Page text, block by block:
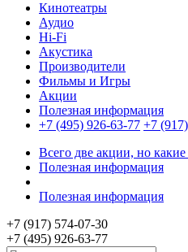
Кинотеатры
Аудио
Hi-Fi
Акустика
Производители
Фильмы и Игры
Акции
Полезная информация
+7 (495) 926-63-77 +7
Всего две акции, но какие
Полезная информация
Полезная информация
+7 (917) 574-07-30
+7 (495) 926-63-77